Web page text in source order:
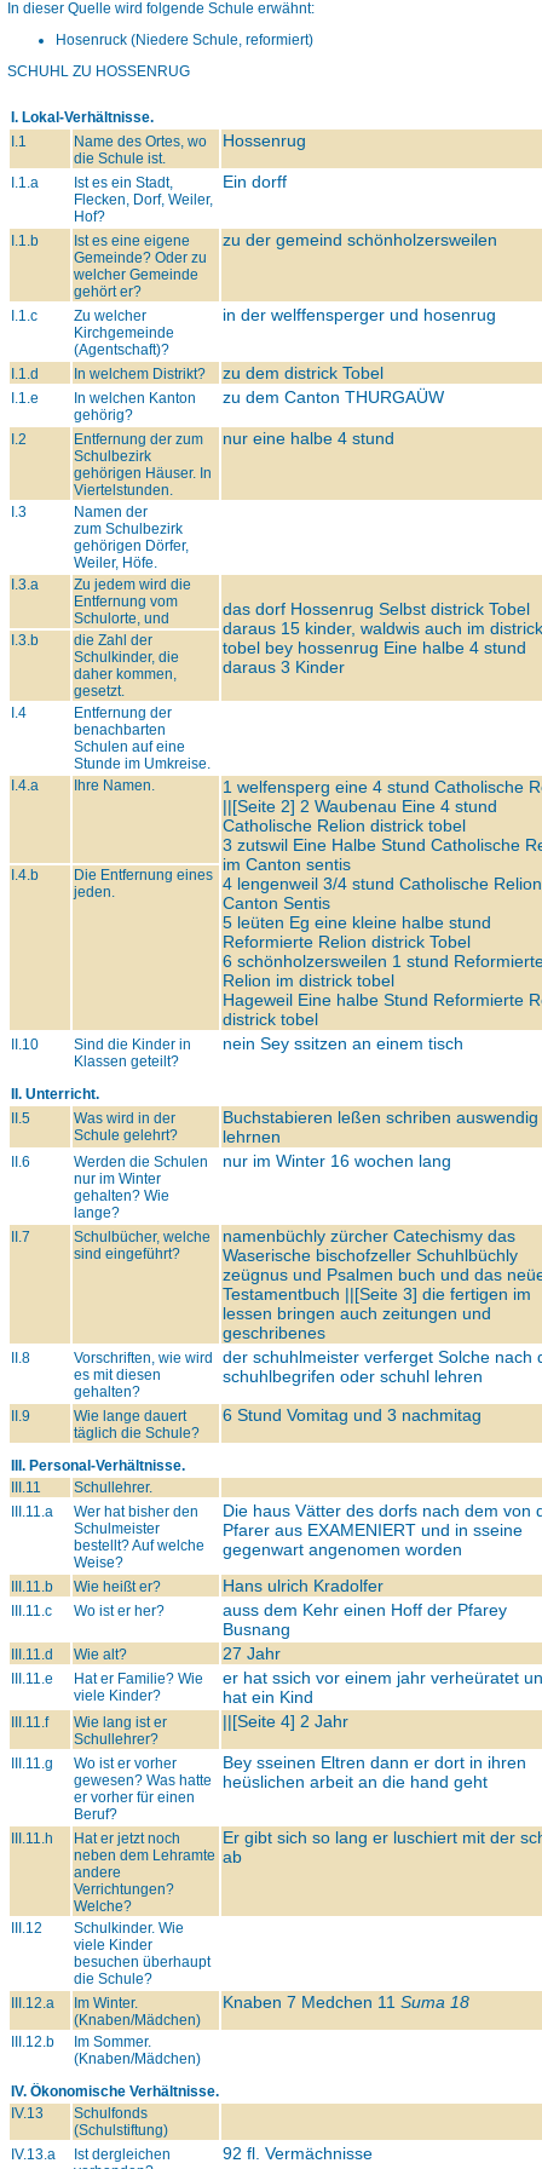
In dieser Quelle wird folgende Schule erwähnt:
Hosenruck (Niedere Schule, reformiert)
SCHUHL ZU HOSSENRUG
I. Lokal-Verhältnisse.
I.1
Name des Ortes, wo
die Schule ist.
Hossenrug
I.1.a
Ist es ein Stadt,
Flecken, Dorf, Weiler,
Hof?
Ein dorff
I.1.b
Ist es eine eigene
Gemeinde? Oder zu
welcher Gemeinde
gehört er?
zu der gemeind schönholzersweilen
I.1.c
Zu welcher
Kirchgemeinde
(Agentschaft)?
in der welffensperger und hosenrug
I.1.d In welchem Distrikt? zu dem districk Tobel
I.1.e
In welchen Kanton
gehörig?
zu dem Canton THURGAÜW
I.2
Entfernung der zum
Schulbezirk
gehörigen Häuser. In
Viertelstunden.
nur eine halbe 4 stund
I.3
Namen der
zum Schulbezirk
gehörigen Dörfer,
Weiler, Höfe.
I.3.a
Zu jedem wird die
Entfernung vom
Schulorte, und
das dorf Hossenrug Selbst districk Tobel
daraus 15 kinder, waldwis auch im districk
tobel bey hossenrug Eine halbe 4 stund
daraus 3 Kinder
I.3.b
die Zahl der
Schulkinder, die
daher kommen,
gesetzt.
I.4
Entfernung der
benachbarten
Schulen auf eine
Stunde im Umkreise.
I.4.a
Ihre Namen.
1 welfensperg eine 4 stund Catholische
||[Seite 2] 2 Waubenau Eine 4 stund
Catholische Relion districk tobel
3 zutswil Eine Halbe Stund Catholische
im Canton sentis
4 lengenweil 3/4 stund Catholische Relion
Canton Sentis
5 leüten Eg eine kleine halbe stund
Reformierte Relion districk Tobel
6 schönholzersweilen 1 stund
Relion im districk tobel
Hageweil Eine halbe Stund Reformierte
districk tobel
I.4.b
Die Entfernung eines
jeden.
II.10
Sind die Kinder in
Klassen geteilt?
nein Sey ssitzen an einem tisch
II. Unterricht.
II.5
Was wird in der
Schule gelehrt?
Buchstabieren leßen schriben auswendig
lehrnen
II.6
Werden die Schulen
nur im Winter
gehalten? Wie
lange?
nur im Winter 16 wochen lang
II.7
Schulbücher, welche
sind eingeführt?
namenbüchly zürcher Catechismy das
Waserische bischofzeller Schuhlbüchly
zeügnus und Psalmen buch und das
Testamentbuch ||[Seite 3] die fertigen im
lessen bringen auch zeitungen und
geschribenes
II.8
Vorschriften, wie wird
es mit diesen
gehalten?
der schuhlmeister verferget Solche nach
schuhlbegrifen oder schuhl lehren
II.9
Wie lange dauert
täglich die Schule?
6 Stund Vomitag und 3 nachmitag
III. Personal-Verhältnisse.
III.11
Schullehrer.
III.11.a
Wer hat bisher den
Schulmeister
bestellt? Auf welche
Weise?
Die haus Vätter des dorfs nach dem von
Pfarer aus EXAMENIERT und in sseine
gegenwart angenomen worden
III.11.b Wie heißt er? Hans ulrich Kradolfer
III.11.c Wo ist er her?
auss dem Kehr einen Hoff der Pfarey
Busnang
III.11.d Wie alt? 27 Jahr
III.11.e
Hat er Familie? Wie
viele Kinder?
er hat ssich vor einem jahr verheüratet
hat ein Kind
III.11.f
Wie lang ist er
Schullehrer?
||[Seite 4] 2 Jahr
III.11.g
Wo ist er vorher
gewesen? Was hatte
er vorher für einen
Beruf?
Bey sseinen Eltren dann er dort in ihren
heüslichen arbeit an die hand geht
III.11.h
Hat er jetzt noch
neben dem Lehramte
andere
Verrichtungen?
Welche?
Er gibt sich so lang er luschiert mit der
ab
III.12
Schulkinder. Wie
viele Kinder
besuchen überhaupt
die Schule?
III.12.a
Im Winter.
(Knaben/Mädchen)
Knaben 7 Medchen 11 Suma 18
III.12.b
Im Sommer.
(Knaben/Mädchen)
IV. Ökonomische Verhältnisse.
IV.13
Schulfonds
(Schulstiftung)
IV.13.a
Ist dergleichen
92 fl. Vermächnisse